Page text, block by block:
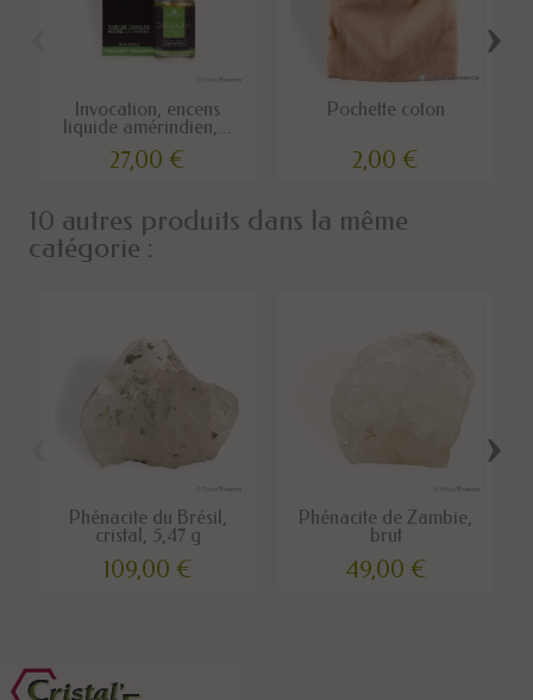
Invocation, encens
liquide amérindien,...
27,00 €
Pochette coton
2,00 €
›
10 autres produits dans la même
catégorie :
Phénacite du Brésil,
cristal, 5,47 g
109,00 €
Phénacite de Zambie,
brut
49,00 €
›